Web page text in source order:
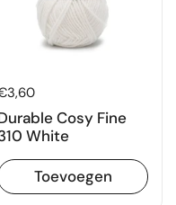
Cosy Fine
White
Toevoegen